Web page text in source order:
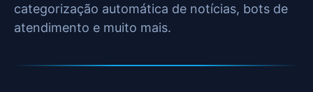
categorização automática de notícias, bots de
atendimento e muito mais.